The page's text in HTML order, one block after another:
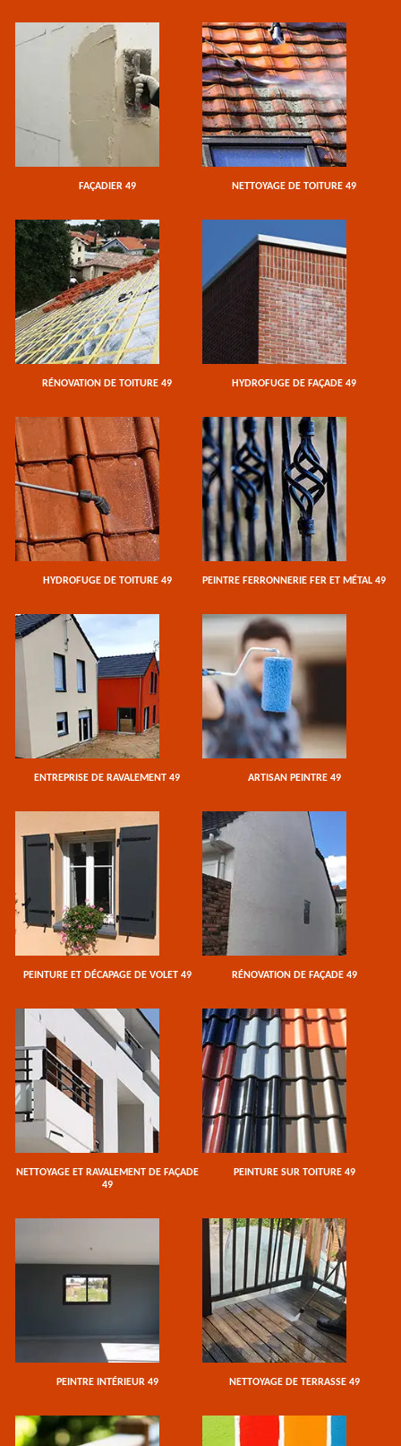
FAÇADIER 49 NETTOYAGE DE TOITURE 49
RÉNOVATION DE TOITURE 49 HYDROFUGE DE FAÇADE 49
HYDROFUGE DE TOITURE 49 PEINTRE FERRONNERIE FER ET MÉTAL 49
ENTREPRISE DE RAVALEMENT 49 ARTISAN PEINTRE 49
PEINTURE ET DÉCAPAGE DE VOLET 49 RÉNOVATION DE FAÇADE 49
NETTOYAGE ET RAVALEMENT DE FAÇADE
49
PEINTURE SUR TOITURE 49
PEINTRE INTÉRIEUR 49 NETTOYAGE DE TERRASSE 49